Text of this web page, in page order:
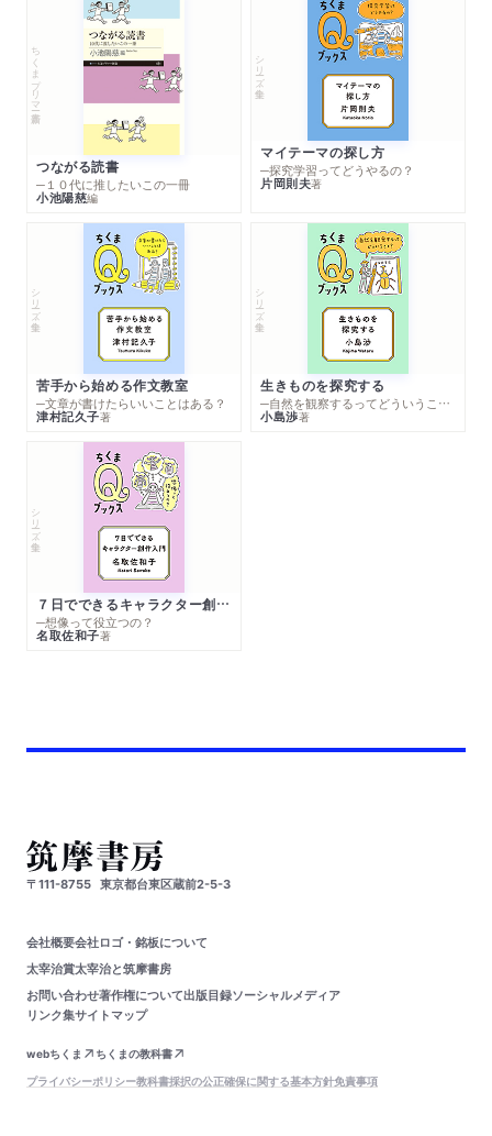
ちくまプリマー新書
つながる読書
─１０代に推したいこの一冊
小池陽慈編
シリーズ・全集
マイテーマの探し方
─探究学習ってどうやるの？
片岡則夫著
シリーズ・全集
苦手から始める作文教室
─文章が書けたらいいことはある？
津村記久子著
シリーズ・全集
生きものを探究する
─自然を観察するってどういうこと？
小島渉著
シリーズ・全集
７日でできるキャラクター創作入門
─想像って役立つの？
名取佐和子著
〒111-8755 東京都台東区蔵前2-5-3
会社概要会社ロゴ・銘板について
太宰治賞太宰治と筑摩書房
お問い合わせ著作権について出版目録ソーシャルメディア
リンク集サイトマップ
webちくま
ちくまの教科書
プライバシーポリシー教科書採択の公正確保に関する基本方針免責事項